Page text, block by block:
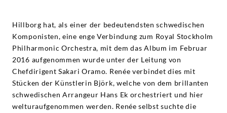
Hillborg hat, als einer der bedeutendsten schwedischen
Komponisten, eine enge Verbindung zum Royal Stockholm
Philharmonic Orchestra, mit dem das Album im Februar
2016 aufgenommen wurde unter der Leitung von
Chefdirigent Sakari Oramo. Renée verbindet dies mit
Stücken der Künstlerin Björk, welche von dem brillanten
schwedischen Arrangeur Hans Ek orchestriert und hier
welturaufgenommen werden. Renée selbst suchte die